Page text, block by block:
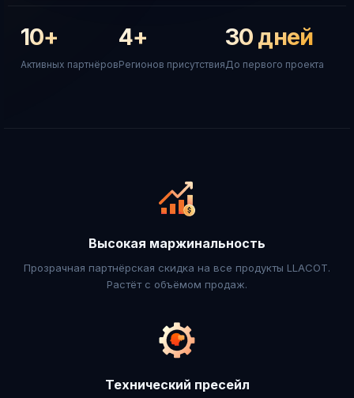
10+
Активных партнёров
4+
Регионов присутствия
30 дней
До первого проекта
Высокая маржинальность
Прозрачная партнёрская скидка на все продукты LLACOT.
Растёт с объёмом продаж.
Технический пресейл